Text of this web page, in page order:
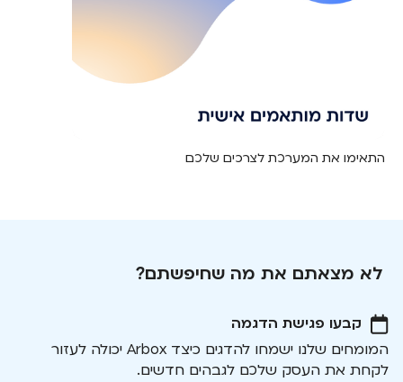
התאימו את המערכת לצרכים שלכם
לא מצאתם את מה שחיפשתם?
קבעו פגישת הדגמה
המומחים שלנו ישמחו להדגים כיצד Arbox יכולה לעזור
לקחת את העסק שלכם לגבהים חדשים.